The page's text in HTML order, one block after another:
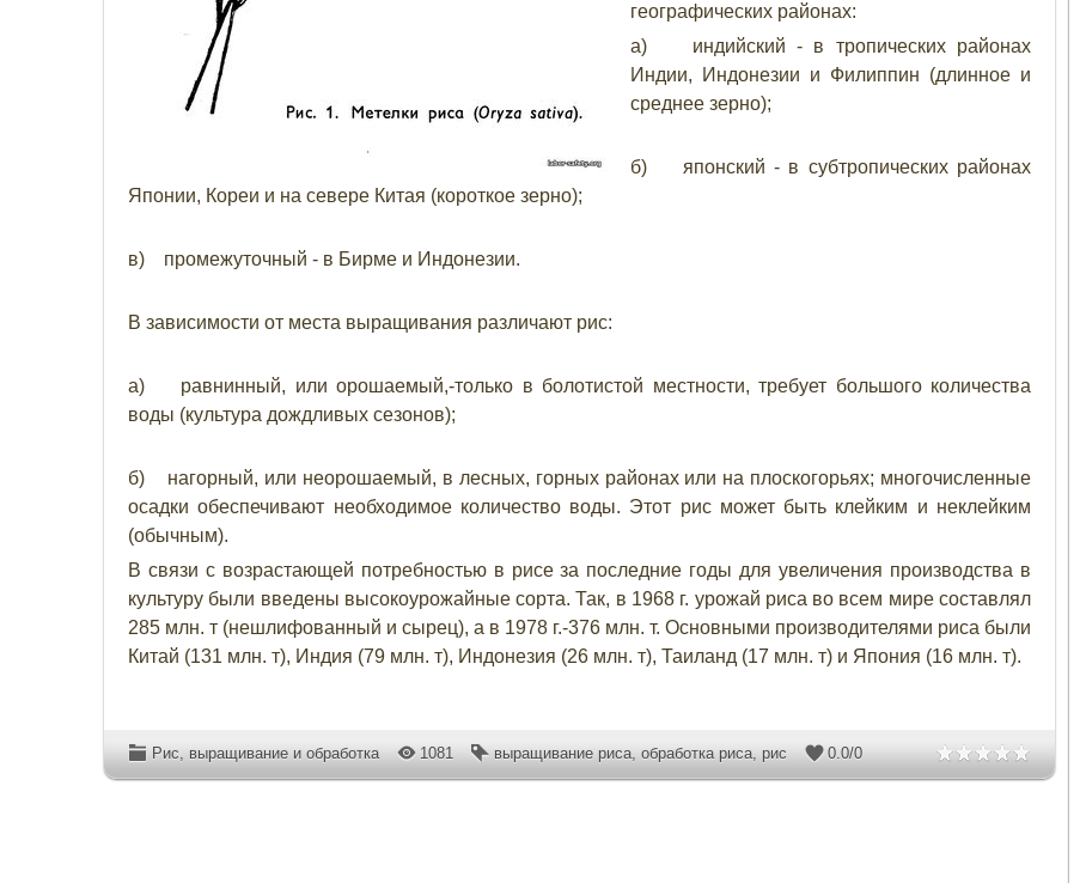
географических районах:
а) индийский - в тропических районах
Индии, Индонезии и Филиппин (длинное и
среднее зерно);
б) японский - в субтропических районах
Японии, Кореи и на севере Китая (короткое зерно);
в) промежуточный - в Бирме и Индонезии.
В зависимости от места выращивания различают рис:
а) равнинный, или орошаемый,-только в болотистой местности, требует большого количества
воды (культура дождливых сезонов);
б) нагорный, или неорошаемый, в лесных, горных районах или на плоскогорьях; многочисленные
осадки обеспечивают необходимое количество воды. Этот рис может быть клейким и неклейким
(обычным).
В связи с возрастающей потребностью в рисе за последние годы для увеличения производства в
культуру были введены высокоурожайные сорта. Так, в 1968 г. урожай риса во всем мире составлял
285 млн. т (нешлифованный и сырец), а в 1978 г.-376 млн. т. Основными производителями риса были
Китай (131 млн. т), Индия (79 млн. т), Индонезия (26 млн. т), Таиланд (17 млн. т) и Япония (16 млн. т).
Рис, выращивание и обработка 1081 выращивание риса, обработка риса, рис 0.0/0